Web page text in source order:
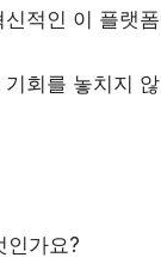
적인 이 플랫
회를 놓치지
인가요?